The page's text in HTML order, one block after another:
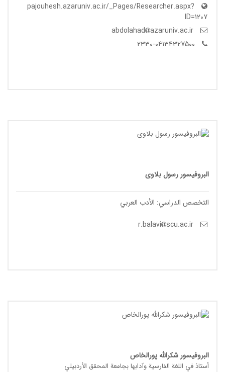
pajouhesh.azaruniv.ac.ir/_Pages/Researcher.aspx?
ID=1207
azaruniv.ac.ir
البروفیسور رسول بلاوی
التخصص الدراسي: الأدب العربي
scu.ac.ir
البروفيسور شکرالله پورالخاص
أستاذ في اللغة الفارسیة وآدابها بجامعة المحقق الأردبیلي